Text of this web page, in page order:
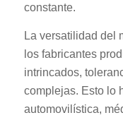
constante.
La versatilidad del
los fabricantes
intrincados,
complejas. Esto lo
automovilística,